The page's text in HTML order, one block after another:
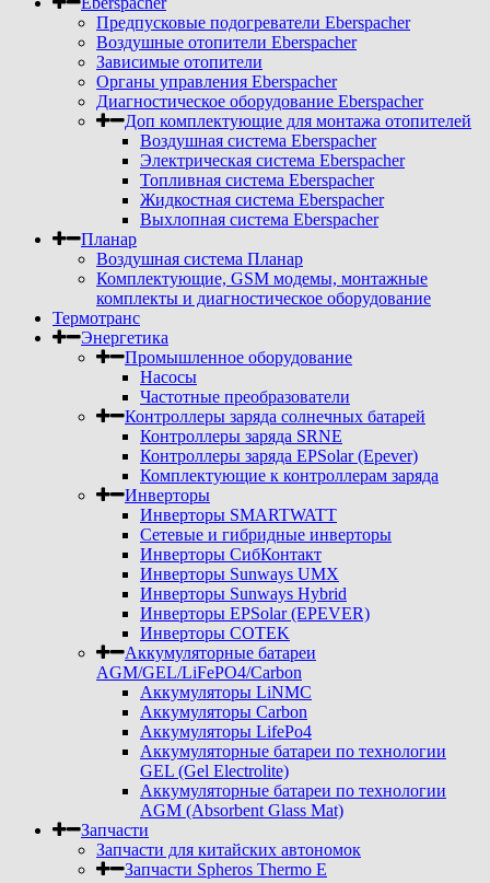
Предпусковые подогреватели Eberspacher
Воздушные отопители Eberspacher
Зависимые отопители
Органы управления Eberspacher
Диагностическое оборудование Eberspacher
Доп комплектующие для монтажа отопителей
Воздушная система Eberspacher
Электрическая система Eberspacher
Топливная система Eberspacher
Жидкостная система Eberspacher
Выхлопная система Eberspacher
Планар
Воздушная система Планар
Комплектующие, GSM модемы, монтажные
комплекты и диагностическое оборудование
Термотранс
Энергетика
Промышленное оборудование
Насосы
Частотные преобразователи
Контроллеры заряда солнечных батарей
Контроллеры заряда SRNE
Контроллеры заряда EPSolar (Epever)
Комплектующие к контроллерам заряда
Инверторы
Инверторы SMARTWATT
Сетевые и гибридные инверторы
Инверторы СибКонтакт
Инверторы Sunways UMX
Инверторы Sunways Hybrid
Инверторы EPSolar (EPEVER)
Инверторы COTEK
Аккумуляторные батареи
AGM/GEL/LiFePO4/Carbon
Аккумуляторы LiNMC
Аккумуляторы Carbon
Аккумуляторы LifePo4
Аккумуляторные батареи по технологии
GEL (Gel Electrolite)
Аккумуляторные батареи по технологии
AGM (Absorbent Glass Mat)
Запчасти
Запчасти для китайских автономок
Запчасти Spheros Thermo E